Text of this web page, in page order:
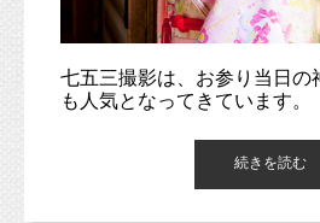
七五三撮影は、お参り当日の
も人気となってきています。
個人的に七五三出張撮影のイ
「当日のお参りの流れを押さ
で撮影するような着物写真も
続きを読む